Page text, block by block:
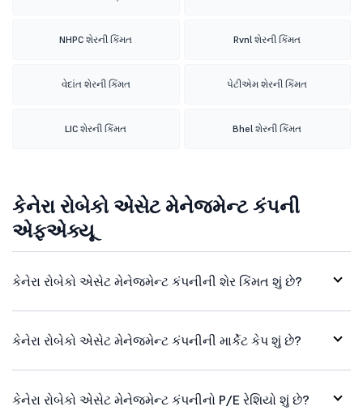
NHPC શેરની કિંમત Rvnl શેરની કિંમત
વેદાંત શેરની કિંમત પેટીએમ શેરની કિંમત
LIC શેરની કિંમત Bhel શેરની કિંમત
કેનેરા રોબેકો એસેટ મેનેજમેન્ટ કંપની
એફએક્યૂ
કેનેરા રોબેકો એસેટ મેનેજમેન્ટ કંપનીની શેર કિંમત શું છે?
કેનેરા રોબેકો એસેટ મેનેજમેન્ટ કંપનીની માર્કેટ કેપ શું છે?
કેનેરા રોબેકો એસેટ મેનેજમેન્ટ કંપનીનો P/E રેશિયો શું છે?